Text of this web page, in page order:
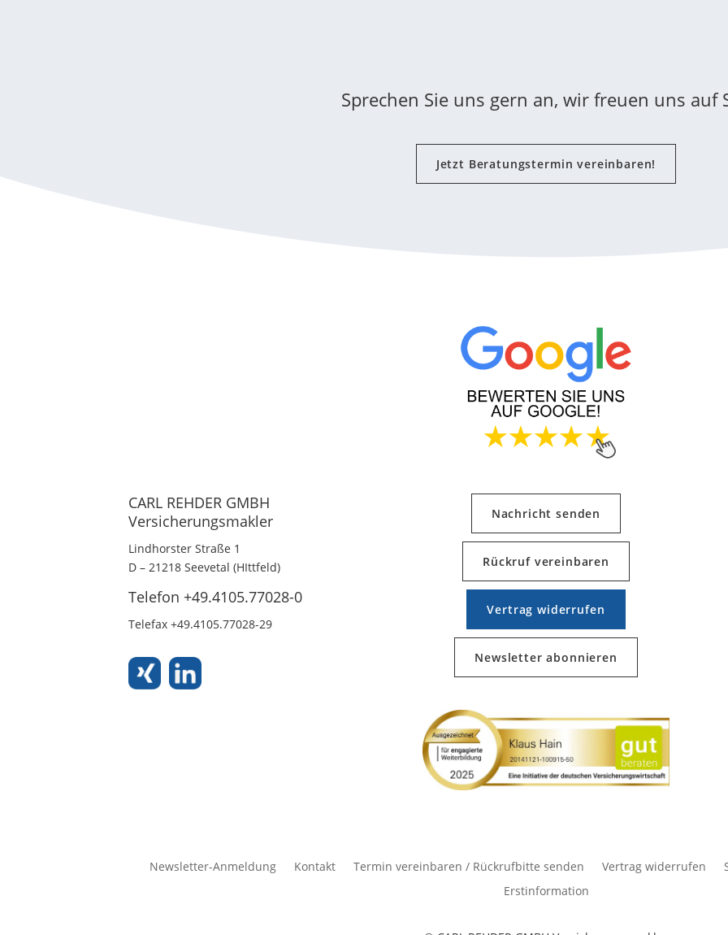
Sprechen Sie uns gern an, wir freuen uns auf
Jetzt Beratungstermin vereinbaren!
CARL REHDER GMBH
Versicherungsmakler
Lindhorster Straße 1
D – 21218 Seevetal (HIttfeld)
Telefon +49.4105.77028-0
Telefax +49.4105.77028-29
Nachricht senden
Rückruf vereinbaren
Vertrag widerrufen
Newsletter abonnieren
Newsletter-Anmeldung Kontakt Termin vereinbaren / Rückrufbitte senden Vertrag widerrufen
Erstinformation